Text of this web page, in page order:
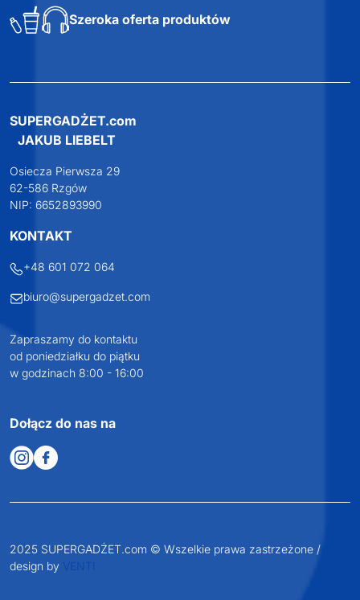
Szeroka oferta produktów
SUPERGADŻET.com
JAKUB LIEBELT
Osiecza Pierwsza 29
62-586 Rzgów
NIP: 6652893990
KONTAKT
+48 601 072 064
biuro@supergadzet.com
Zapraszamy do kontaktu
od poniedziałku do piątku
w godzinach 8:00 - 16:00
Dołącz do nas na
2025 SUPERGADŻET.com © Wszelkie prawa zastrzeżone /
design by VENTI